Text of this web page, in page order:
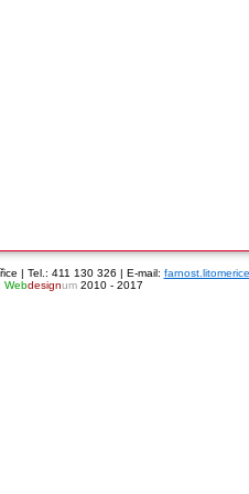
| Tel.: 411 130 326 | E-mail:
Webdesignum2010 - 2017